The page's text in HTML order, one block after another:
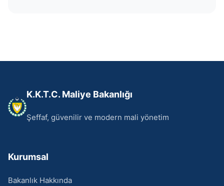
K.K.T.C. Maliye Bakanlığı
Şeffaf, güvenilir ve modern mali yönetim
Kurumsal
Bakanlık Hakkında